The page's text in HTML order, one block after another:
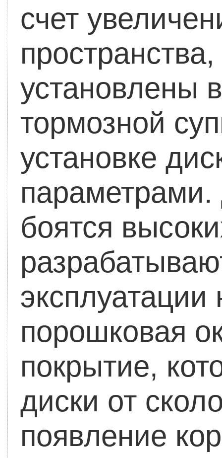
счет
установлены
тормозной
установке
параметрами.
боятся
порошковая
покрытие,
диски от
появление